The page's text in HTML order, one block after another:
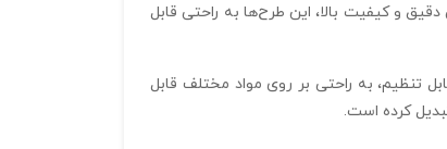
و کیفیت بالا، این طرح‌ها به راحتی قابل
تنظیم، به راحتی بر روی مواد مختلف قابل
کرده است.